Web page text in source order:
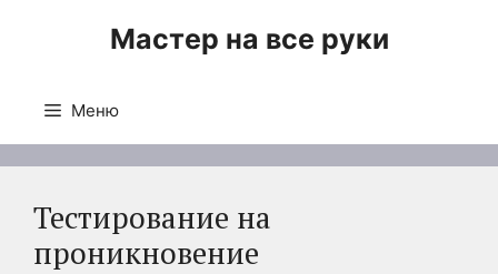
Мастер на все руки
Меню
Тестирование на
проникновение